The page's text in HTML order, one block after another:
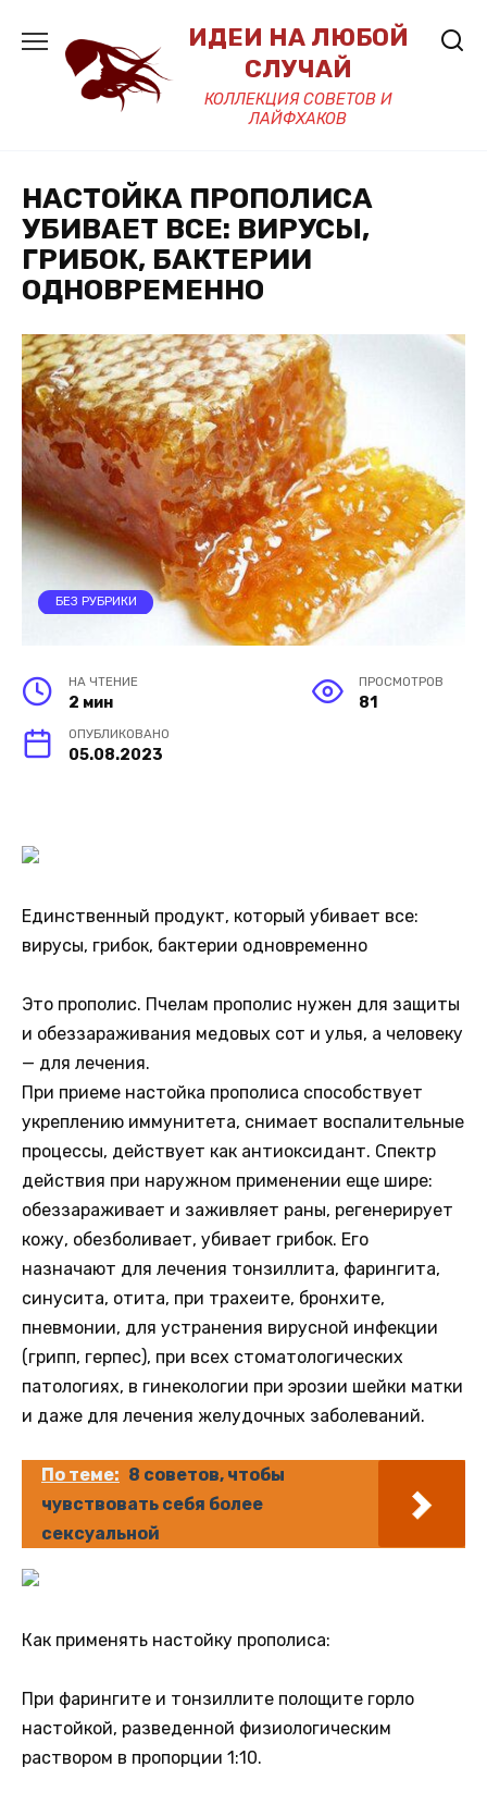
содержанию
ИДЕИ НА ЛЮБОЙ
СЛУЧАЙ
КОЛЛЕКЦИЯ СОВЕТОВ И
ЛАЙФХАКОВ
НАСТОЙКА ПРОПОЛИСА
УБИВАЕТ ВСЕ: ВИРУСЫ,
ГРИБОК, БАКТЕРИИ
ОДНОВРЕМЕННО
БЕЗ РУБРИКИ
НА ЧТЕНИЕ
2 мин
ПРОСМОТРОВ
81
ОПУБЛИКОВАНО
05.08.2023
Единственный продукт, который убивает все:
вирусы, грибок, бактерии одновременно
Это прополис. Пчелам прополис нужен для защиты
и обеззараживания медовых сот и улья, а человеку
— для лечения.
При приеме настойка прополиса способствует
укреплению иммунитета, снимает воспалительные
процессы, действует как антиоксидант. Спектр
действия при наружном применении еще шире:
обеззараживает и заживляет раны, регенерирует
кожу, обезболивает, убивает грибок. Его
назначают для лечения тонзиллита, фарингита,
синусита, отита, при трахеите, бронхите,
пневмонии, для устранения вирусной инфекции
(грипп, герпес), при всех стоматологических
патологиях, в гинекологии при эрозии шейки матки
и даже для лечения желудочных заболеваний.
По теме: 8 советов, чтобы
чувствовать себя более
сексуальной
Как применять настойку прополиса:
При фарингите и тонзиллите полощите горло
настойкой, разведенной физиологическим
раствором в пропорции 1:10.